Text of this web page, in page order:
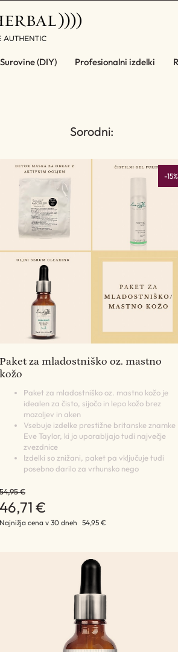
Surovine (DIY) Profesionalni izdelki
Sorodni:
-15%
Paket za mladostniško oz. mastno
kožo
Paket za mladostniško oz. mastno kožo je
idealen za čisto, sijočo in lepo kožo brez
mozoljev in aken
Vsebuje izdelke prestižne britanske znamke
Eve Taylor, ki jo uporabljajo tudi največje
zvezdnice
Izdelki so znižani, paket pa vključuje tudi
posebno darilo za vrhunsko nego
54,95 €
46,71 €
Najnižja cena v 30 dneh 54,95 €